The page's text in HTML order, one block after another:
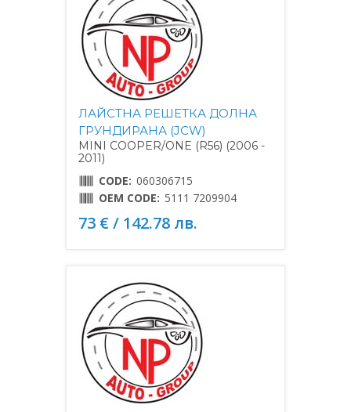
ЛАЙСТНА РЕШЕТКА ДОЛНА
ГРУНДИРАНА (JCW)
MINI COOPER/ONE (R56) (2006 -
2011)
CODE: 060306715
OEM CODE: 5111 7209904
73 € / 142.78 лв.